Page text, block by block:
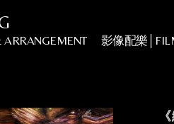
影像配樂